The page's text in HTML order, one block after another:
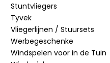
Stuntvliegers
Tyvek
Vliegerlijnen / Stuursets
Werbegeschenke
Windspelen voor in de Tuin